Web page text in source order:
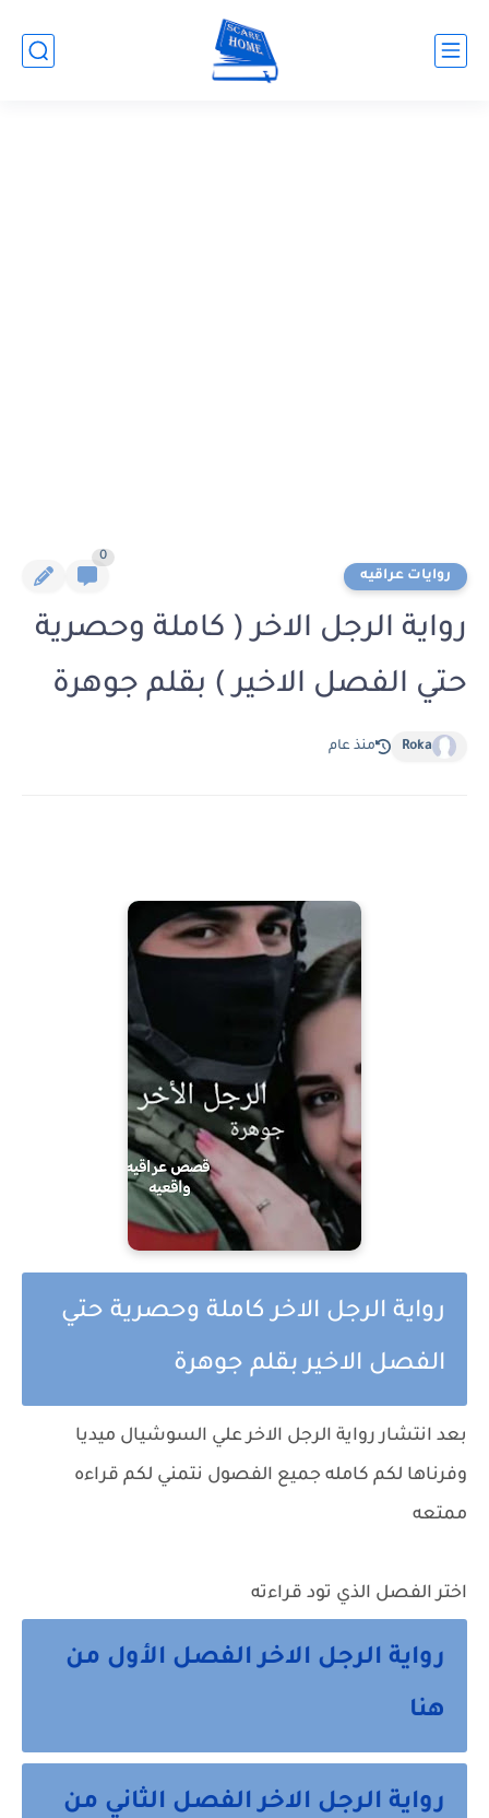
روايات عراقيه
0
رواية الرجل الاخر ( كاملة وحصرية
حتي الفصل الاخير ) بقلم جوهرة
Roka منذ عام
رواية الرجل الاخر كاملة وحصرية حتي
الفصل الاخير بقلم جوهرة
بعد انتشار رواية الرجل الاخر علي السوشيال ميديا
وفرناها لكم كامله جميع الفصول نتمني لكم قراءه
ممتعه
اختر الفصل الذي تود قراءته
رواية الرجل الاخر الفصل الأول من
هنا
رواية الرجل الاخر الفصل الثاني من